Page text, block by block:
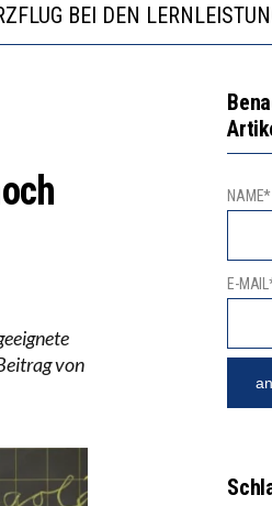
BEI DEN
VERRINGERT DAS
ALL DIE INVESTITIONEN
von
NAME*
E-